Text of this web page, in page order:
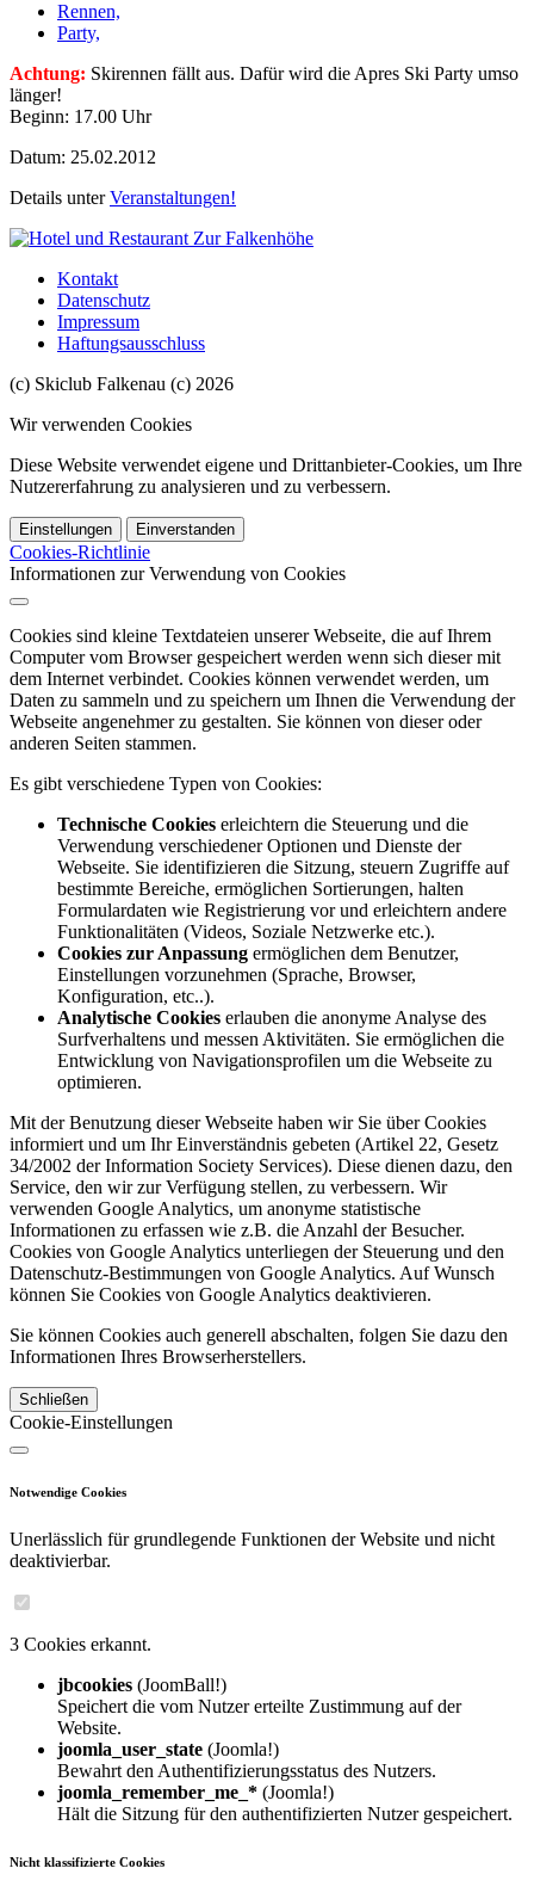
Rennen,
Party,
Achtung: Skirennen fällt aus. Dafür wird die Apres Ski Party umso
länger!
Beginn: 17.00 Uhr
Datum: 25.02.2012
Details unterVeranstaltungen!
Kontakt
Datenschutz
Impressum
Haftungsausschluss
(c) Skiclub Falkenau (c) 2026
Wir verwenden Cookies
Diese Website verwendet eigene und Drittanbieter-Cookies, um Ihre
Nutzererfahrung zu analysieren und zu verbessern.
Einstellungen Einverstanden
Cookies-Richtlinie
Informationen zur Verwendung von Cookies
Cookies sind kleine Textdateien unserer Webseite, die auf Ihrem
Computer vom Browser gespeichert werden wenn sich dieser mit
dem Internet verbindet. Cookies können verwendet werden, um
Daten zu sammeln und zu speichern um Ihnen die Verwendung der
Webseite angenehmer zu gestalten. Sie können von dieser oder
anderen Seiten stammen.
Es gibt verschiedene Typen von Cookies:
Technische Cookies erleichtern die Steuerung und die
Verwendung verschiedener Optionen und Dienste der
Webseite. Sie identifizieren die Sitzung, steuern Zugriffe auf
bestimmte Bereiche, ermöglichen Sortierungen, halten
Formulardaten wie Registrierung vor und erleichtern andere
Funktionalitäten (Videos, Soziale Netzwerke etc.).
Cookies zur Anpassung ermöglichen dem Benutzer,
Einstellungen vorzunehmen (Sprache, Browser,
Konfiguration, etc..).
Analytische Cookies erlauben die anonyme Analyse des
Surfverhaltens und messen Aktivitäten. Sie ermöglichen die
Entwicklung von Navigationsprofilen um die Webseite zu
optimieren.
Mit der Benutzung dieser Webseite haben wir Sie über Cookies
informiert und um Ihr Einverständnis gebeten (Artikel 22, Gesetz
34/2002 der Information Society Services). Diese dienen dazu, den
Service, den wir zur Verfügung stellen, zu verbessern. Wir
verwenden Google Analytics, um anonyme statistische
Informationen zu erfassen wie z.B. die Anzahl der Besucher.
Cookies von Google Analytics unterliegen der Steuerung und den
Datenschutz-Bestimmungen von Google Analytics. Auf Wunsch
können Sie Cookies von Google Analytics deaktivieren.
Sie können Cookies auch generell abschalten, folgen Sie dazu den
Informationen Ihres Browserherstellers.
Schließen
Cookie-Einstellungen
Notwendige Cookies
Unerlässlich für grundlegende Funktionen der Website und nicht
deaktivierbar.
3 Cookies erkannt.
jbcookies (JoomBall!)
Speichert die vom Nutzer erteilte Zustimmung auf der
Website.
joomla_user_state (Joomla!)
Bewahrt den Authentifizierungsstatus des Nutzers.
joomla_remember_me_* (Joomla!)
Hält die Sitzung für den authentifizierten Nutzer gespeichert.
Nicht klassifizierte Cookies